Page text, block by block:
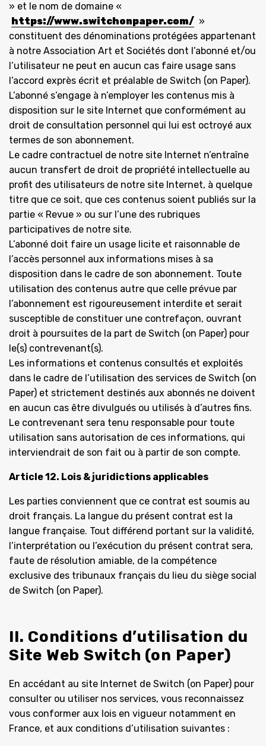
» et le nom de domaine «
https://www.switchonpaper.com/ »
constituent des dénominations protégées appartenant
à notre Association Art et Sociétés dont l’abonné et/ou
l’utilisateur ne peut en aucun cas faire usage sans
l’accord exprès écrit et préalable de Switch (on Paper).
L’abonné s’engage à n’employer les contenus mis à
disposition sur le site Internet que conformément au
droit de consultation personnel qui lui est octroyé aux
termes de son abonnement.
Le cadre contractuel de notre site Internet n’entraîne
aucun transfert de droit de propriété intellectuelle au
profit des utilisateurs de notre site Internet, à quelque
titre que ce soit, que ces contenus soient publiés sur la
partie « Revue » ou sur l’une des rubriques
participatives de notre site.
L’abonné doit faire un usage licite et raisonnable de
l’accès personnel aux informations mises à sa
disposition dans le cadre de son abonnement. Toute
utilisation des contenus autre que celle prévue par
l’abonnement est rigoureusement interdite et serait
susceptible de constituer une contrefaçon, ouvrant
droit à poursuites de la part de Switch (on Paper) pour
le(s) contrevenant(s).
Les informations et contenus consultés et exploités
dans le cadre de l’utilisation des services de Switch (on
Paper) et strictement destinés aux abonnés ne doivent
en aucun cas être divulgués ou utilisés à d’autres fins.
Le contrevenant sera tenu responsable pour toute
utilisation sans autorisation de ces informations, qui
interviendrait de son fait ou à partir de son compte.
Article 12. Lois & juridictions applicables
Les parties conviennent que ce contrat est soumis au
droit français. La langue du présent contrat est la
langue française. Tout différend portant sur la validité,
l’interprétation ou l’exécution du présent contrat sera,
faute de résolution amiable, de la compétence
exclusive des tribunaux français du lieu du siège social
de Switch (on Paper).
II. Conditions d’utilisation du
Site Web Switch (on Paper)
En accédant au site Internet de Switch (on Paper) pour
consulter ou utiliser nos services, vous reconnaissez
vous conformer aux lois en vigueur notamment en
France, et aux conditions d’utilisation suivantes :